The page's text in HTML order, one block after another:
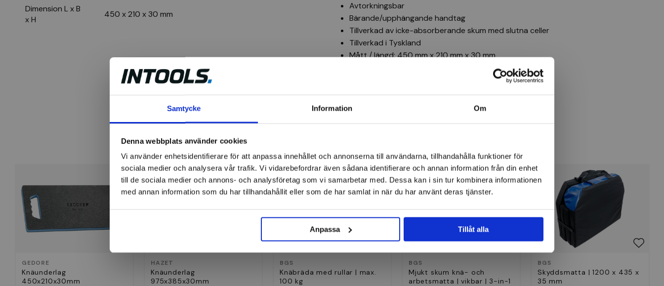
Samtycke Information Om
Denna webbplats använder cookies
Vi använder enhetsidentifierare för att anpassa innehållet och annonserna till användarna, tillhandahålla funktioner för
sociala medier och analysera vår trafik. Vi vidarebefordrar även sådana identifierare och annan information från din enhet
till de sociala medier och annons- och analysföretag som vi samarbetar med. Dessa kan i sin tur kombinera informationen
med annan information som du har tillhandahållit eller som de har samlat in när du har använt deras tjänster.
Anpassa Tillåt alla
Dimension L x B
x H
450 x 210 x 30 mm
Avtorkningsbar
Bärande/upphängande handtag
Tillverkad av icke-absorberande skum med slutna celler
Tillverkad i Tyskland
Mått / längd: 450 mm x 210 mm x 30 mm
HAZET knäbräda 450x 210x 30mm
GEDORE
Knäunderlag
450x210x30mm
HAZET
Knäunderlag
975x385x30mm
BGS
Knäbräda med rullar | max.
100 kg
-15%
BGS
Mjukt skum knä- och
arbetsmatta | vikbar | 3-in-1
BGS
Skyddsmatta | 1200 x 435 x
35 mm